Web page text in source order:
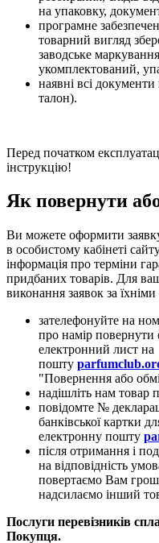
на упаковку,
програмне
товарний вигляд
заводське
укомплектований,
наявні всі документи
талон).
Перед початком
інструкцію!
Як повернути
Ви можете оформити
в особистому кабінеті
інформація про терміни
придбаних товарів. Для
виконання заявок за
зателефонуйте на
про намір повернути
електронний лист на
пошту
"Повернення або
надішліть нам товар
повідомте №
банківської картки
електронну пошту
після отримання і
на відповідність
повертаємо Вам
надсилаємо інший
Послуги перевізників
Покупця.